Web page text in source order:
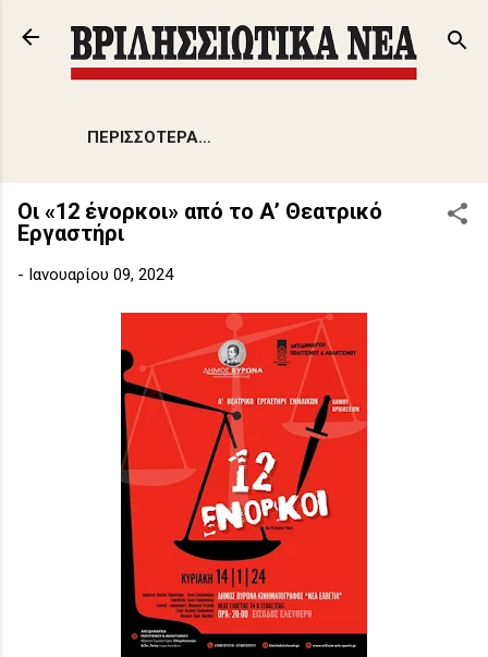
Μετάβαση στο κύριο περιεχόμενο
ΠΕΡΙΣΣΌΤΕΡΑ…
Oι «12 ένορκοι» από το Α’ Θεατρικό
Εργαστήρι
- Ιανουαρίου 09, 2024